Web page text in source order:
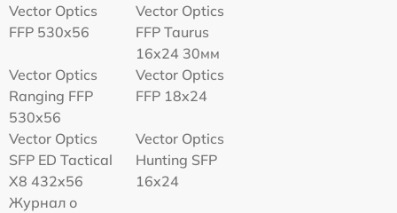
Vector Optics
FFP 530x56
Vector Optics
FFP Taurus
16x24 30мм
Vector Optics
Ranging FFP
530x56
Vector Optics
FFP 18x24
Vector Optics
SFP ED Tactical
X8 432x56
Vector Optics
Hunting SFP
16x24
Журнал о